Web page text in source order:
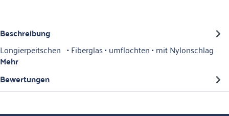
Beschreibung
Longierpeitschen • Fiberglas • umflochten • mit Nylonschlag
Mehr
Bewertungen